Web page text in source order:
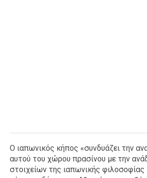
Ο ιαπωνικός κήπος «συνδυάζει την
αυτού του χώρου πρασίνου με την
στοιχείων της ιαπωνικής